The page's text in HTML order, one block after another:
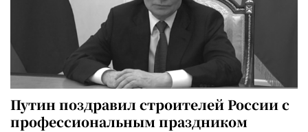
Путин поздравил строителей России с
профессиональным праздником